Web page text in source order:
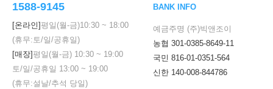
1588-9145
[온라인] 평일(월-금)10:30 ~ 18:00
(휴무:토/일/공휴일)
[매장] 평일(월-금) 10:30 ~ 19:00
토/일/공휴일 13:00 ~ 19:00
(휴무:설날/추석 당일)
BANK INFO
예금주명 (주)빅앤조이
농협 301-0385-8649-11
국민 816-01-0351-564
신한 140-008-844786